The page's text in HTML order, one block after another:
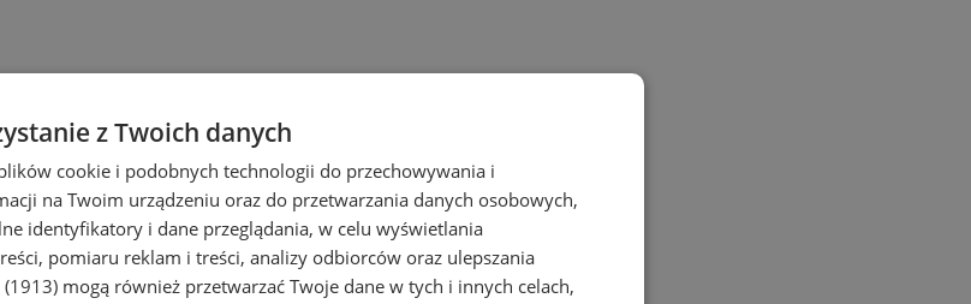
z Twoich danych
cookie i podobnych technologii do przechowywania i
na Twoim urządzeniu oraz do przetwarzania danych osobowych,
identyfikatory i dane przeglądania, w celu wyświetlania
pomiaru reklam i treści, analizy odbiorców oraz ulepszania
mogą również przetwarzać Twoje dane w tych i innych celach,